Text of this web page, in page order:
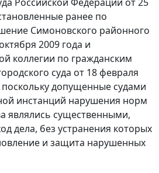
Российской Федерации от 25
ранее по
Симоновского районного
2009 года и
коллегии по гражданским
суда от 18 февраля
допущенные судами
инстанций нарушения норм
являлись существенными,
дела, без устранения которых
и защита нарушенных